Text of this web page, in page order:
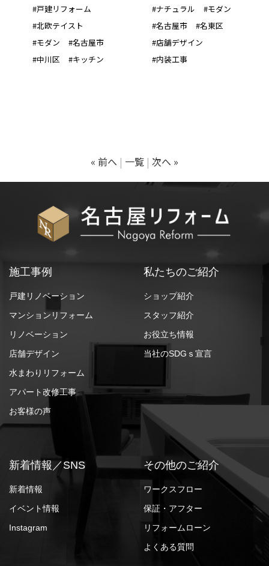
#戸建リフォーム
#北欧テイスト
#モダン
#名古屋市
#中川区
#キッチン
#ナチュラル
#モダン
#名古屋市
#名東区
#店舗デザイン
#内装工事
« 前へ 一覧 次へ »
施工事例
戸建リノベーション
マンションリフォーム
リノベーション
店舗デザイン
水まわりリフォーム
アパート改修工事
お客様の声
私たちのご紹介
ショップ紹介
スタッフ紹介
お役立ち情報
当社のSDGｓ宣言
新着情報／SNS
新着情報
イベント情報
Instagram
その他のご紹介
ワークスフロー
保証・アフター
リフォームローン
よくある質問